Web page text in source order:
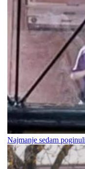
Najmanje sedam